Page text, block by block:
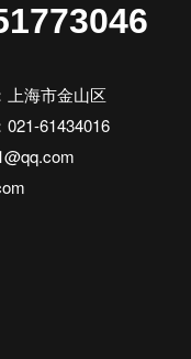
上海市金山区
021-61434016